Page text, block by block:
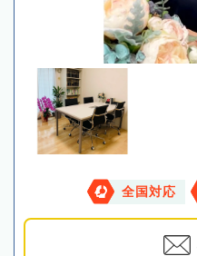
全国対応